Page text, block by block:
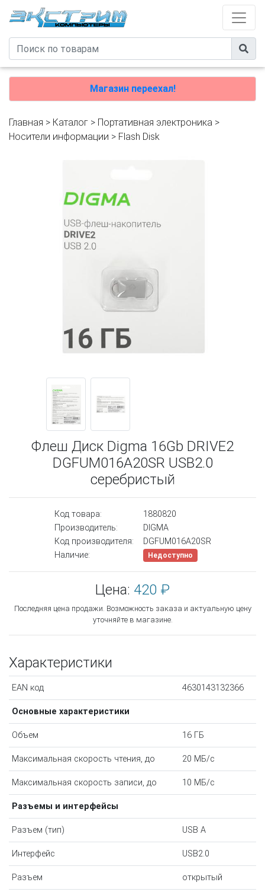
Магазин переехал!
Главная > Каталог > Портативная электроника >
Носители информации > Flash Disk
Флеш Диск Digma 16Gb DRIVE2
DGFUM016A20SR USB2.0
серебристый
Код товара:
1880820
Производитель:
DIGMA
Код производителя:
DGFUM016A20SR
Наличие:
Недоступно
Цена: 420 ₽
Последняя цена продажи. Возможность заказа и актуальную цену
уточняйте в магазине.
Характеристики
EAN код 4630143132366
Основные характеристики
Объем 16 ГБ
Максимальная скорость чтения, до 20 МБ/с
Максимальная скорость записи, до 10 МБ/с
Разъемы и интерфейсы
Разъем (тип) USB А
Интерфейс USB2.0
Разъем открытый